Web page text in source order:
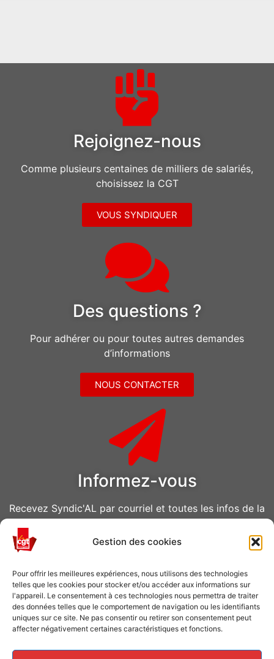
Gestion des cookies
Pour offrir les meilleures expériences, nous utilisons des technologies
telles que les cookies pour stocker et/ou accéder aux informations sur
l'appareil. Le consentement à ces technologies nous permettra de traiter
des données telles que le comportement de navigation ou les identifiants
uniques sur ce site. Ne pas consentir ou retirer son consentement peut
affecter négativement certaines caractéristiques et fonctions.
Rejoignez-nous
Comme plusieurs centaines de milliers de salariés,
choisissez la CGT
VOUS SYNDIQUER
Des questions ?
Pour adhérer ou pour toutes autres demandes
d’informations
NOUS CONTACTER
Informez-vous
Recevez Syndic'AL par courriel et toutes les infos de la
CGT Air Liquide
Caisse de grève